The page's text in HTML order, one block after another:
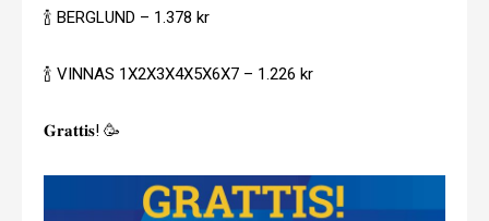
🍾 BERGLUND – 1.378 kr
🍾 VINNAS 1X2X3X4X5X6X7 – 1.226 kr
𝐆𝐫𝐚𝐭𝐭𝐢𝐬! 🥳